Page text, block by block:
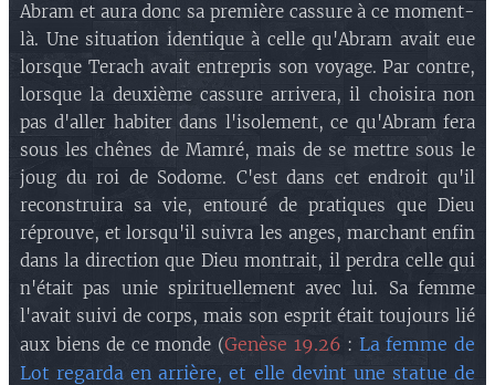
Abram et aura donc sa première cassure à ce moment-
là. Une situation identique à celle qu'Abram avait eue
lorsque Terach avait entrepris son voyage. Par contre,
lorsque la deuxième cassure arrivera, il choisira non
pas d'aller habiter dans l'isolement, ce qu'Abram fera
sous les chênes de Mamré, mais de se mettre sous le
joug du roi de Sodome. C'est dans cet endroit qu'il
reconstruira sa vie, entouré de pratiques que Dieu
réprouve, et lorsqu'il suivra les anges, marchant enfin
dans la direction que Dieu montrait, il perdra celle qui
n'était pas unie spirituellement avec lui. Sa femme
l'avait suivi de corps, mais son esprit était toujours lié
aux biens de ce monde (Genèse 19.26 : La femme de
Lot regarda en arrière, et elle devint une statue de